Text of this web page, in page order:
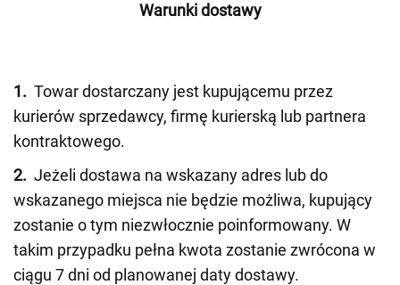
Warunki dostawy
1. Towar dostarczany jest kupującemu przez
kurierów sprzedawcy, firmę kurierską lub partnera
kontraktowego.
2. Jeżeli dostawa na wskazany adres lub do
wskazanego miejsca nie będzie możliwa, kupujący
zostanie o tym niezwłocznie poinformowany. W
takim przypadku pełna kwota zostanie zwrócona w
ciągu 7 dni od planowanej daty dostawy.